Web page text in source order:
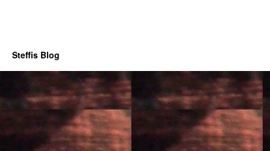
Steffis Blog